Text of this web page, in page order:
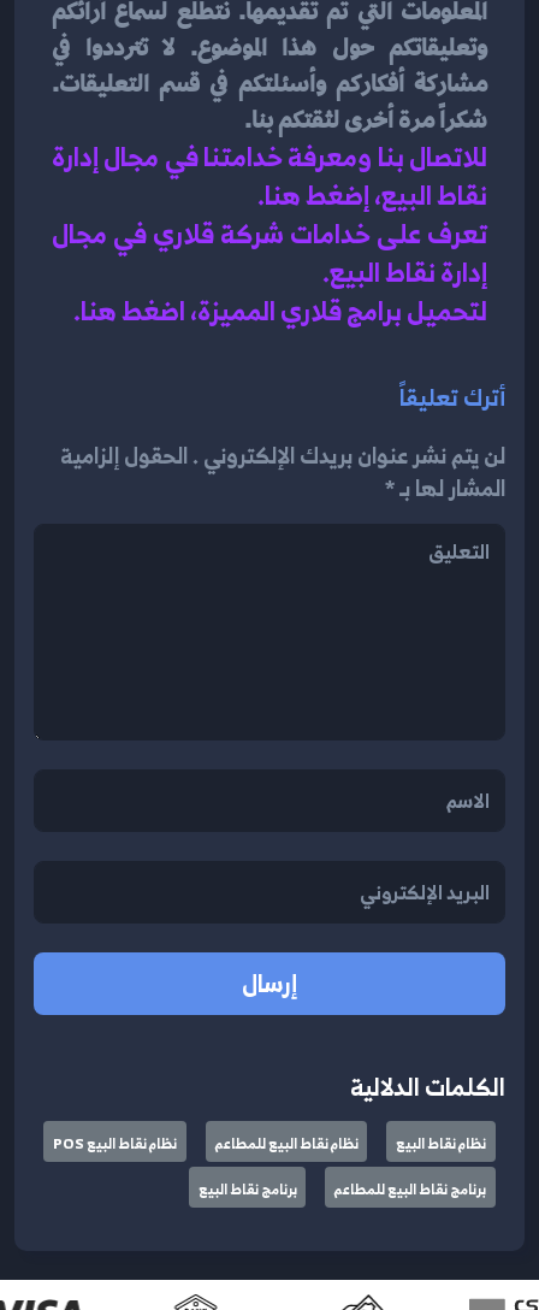
شكراً مرة أخرى لثقتكم بنا.
نقاط البيع، إضغط هنا.
إدارة نقاط البيع.
لتحميل برامج قلاري المميزة، اضغط هنا.
أترك تعليقاً
لن يتم نشر عنوان بريدك الإلكتروني . الحقول إلزامية
المشار لها بـ *
إرسال
الكلمات الدلالية
نظام نقاط البيع نظام نقاط البيع للمطاعم
نظام نقاط البيع POS
برنامج نقاط البيع للمطاعم
برنامج نقاط البيع